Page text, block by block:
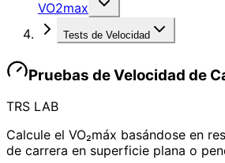
VO2max
Tests de Velocidad
Pruebas de Velocidad de
TRS LAB
Calcule el VO₂máx basándose en
de carrera en superficie plana o